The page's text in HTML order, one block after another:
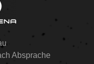
Absprache